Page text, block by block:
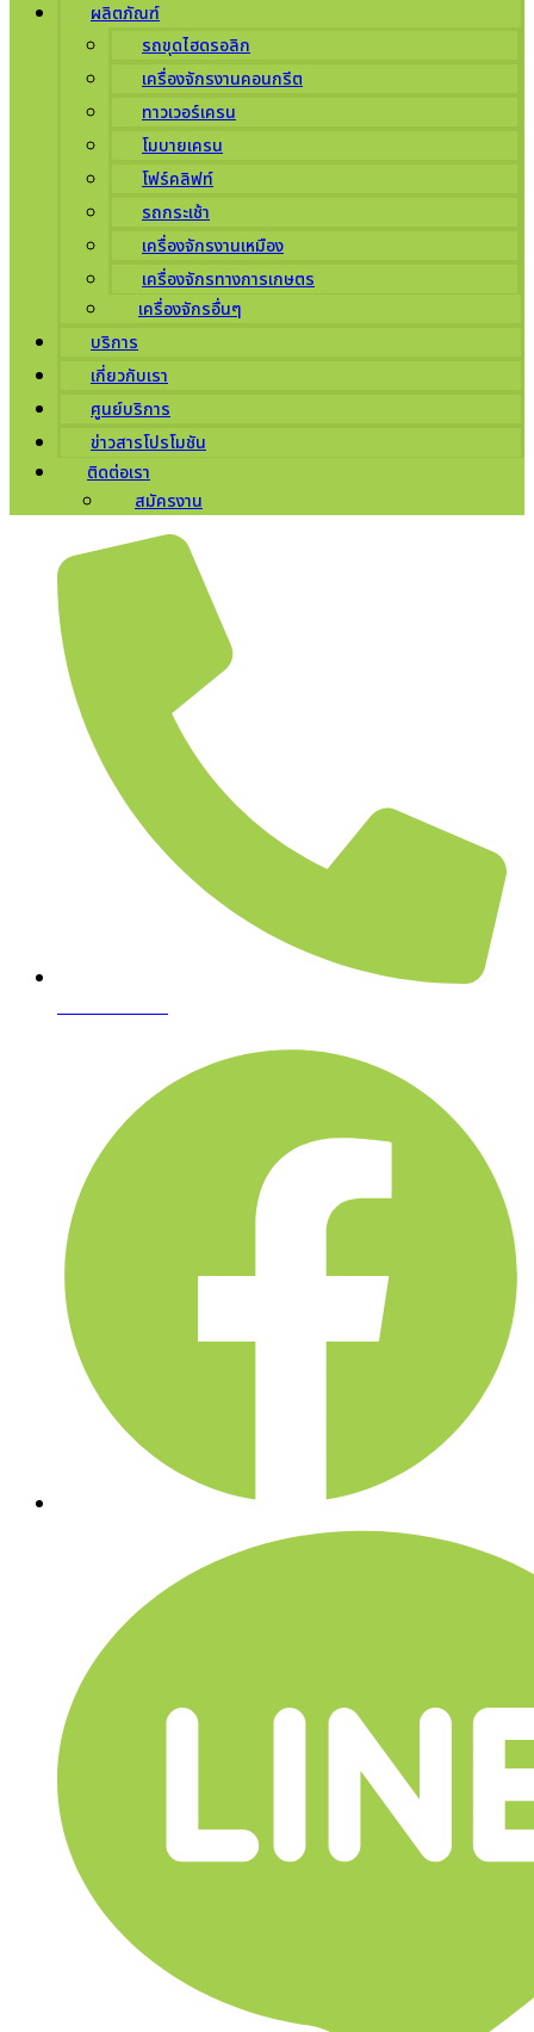
ผลิตภัณฑ์
รถขุดไฮดรอลิก
เครื่องจักรงานคอนกรีต
ทาวเวอร์เครน
โมบายเครน
โฟร์คลิฟท์
รถกระเช้า
เครื่องจักรงานเหมือง
เครื่องจักรทางการเกษตร
เครื่องจักรอื่นๆ
บริการ
เกี่ยวกับเรา
ศูนย์บริการ
ข่าวสารโปรโมชัน
ติดต่อเรา
สมัครงาน
02-361-6612